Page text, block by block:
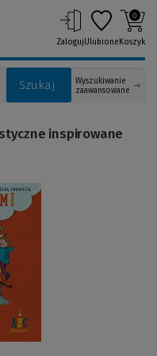
Szukaj
Wyszukiwanie
zaawansowane
ZalogujUlubione
0
Koszyk
(Link
inspirowane